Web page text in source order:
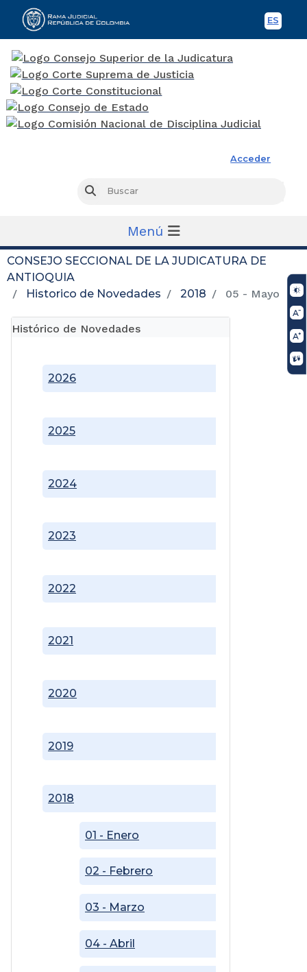
ES
Acceder
Buscar
Menú
CONSEJO SECCIONAL DE LA JUDICATURA DE
ANTIOQUIA
Historico de Novedades
2018 05 - Mayo
Histórico de Novedades
2018
01 - Enero
02 - Febrero
03 - Marzo
04 - Abril
2019
2020
2021
2022
2023
2024
2025
2026